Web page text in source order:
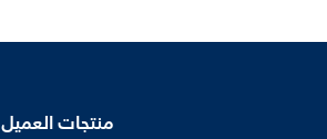
منتجات العميل